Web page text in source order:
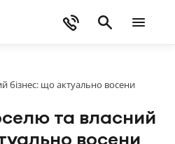
бізнес: що актуально восени
та власний
восени